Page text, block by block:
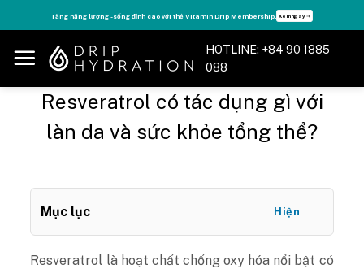
to
content
Tăng năng lượng - sống đỉnh cao với thẻ Vitamin Drip Membership. Xem ngay ➝
HOTLINE: +84 90 1885
088
Resveratrol có tác dụng gì với
làn da và sức khỏe tổng thể?
Mục lục Hiện
Resveratrol là hoạt chất chống oxy hóa nổi bật có